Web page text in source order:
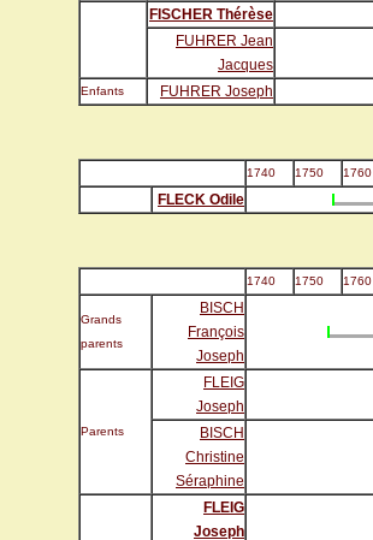
FISCHER Thérèse
FUHRER Jean
Jacques
Enfants FUHRER Joseph
1740 1750 1760
FLECK Odile
1740 1750 1760
Grands
parents
BISCH
François
Joseph
Parents
FLEIG
Joseph
BISCH
Christine
Séraphine
FLEIG
Joseph